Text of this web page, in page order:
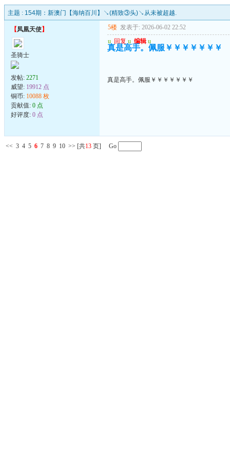
主题 : 154期：新澳门【海纳百川】↘(精致③头)↘从未被超越.
【凤凰天使】
圣骑士
发帖: 2271
威望: 19912 点
铜币: 10088 枚
贡献值: 0 点
好评度: 0 点
5楼 发表于: 2026-06-02 22:52
u 回复 u 编辑 u
真是高手。佩服￥￥￥￥￥￥￥
真是高手。佩服￥￥￥￥￥￥￥
<< 3 4 5 6 7 8 9 10 >> [共13 页] Go